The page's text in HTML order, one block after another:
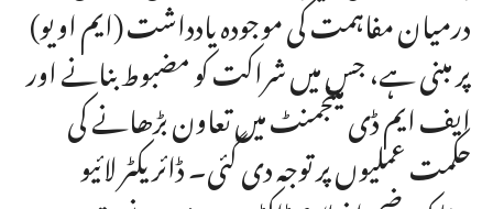
درمیان مفاہمت کی موجودہ یادداشت (ایم او یو)
پر مبنی ہے، جس میں شراکت کو مضبوط بنانے اور
ایف ایم ڈی مینجمنٹ میں تعاون بڑھانے کی
حکمت عملیوں پر توجہ دی گئی۔ ڈائریکٹر لائیو